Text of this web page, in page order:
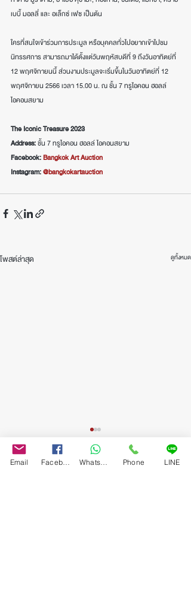
เบบี้ มอลลี่ และ อเล็กซ์ เฟซ เป็นต้น
ใครที่สนใจเข้าร่วมการประมูล หรือบุคคลทั่วไปอยากเข้าไปชม
นิทรรศการ สามารถมาได้ตั้งแต่วันพฤหัสบดีที่ 9 ถึงวันอาทิตย์ที่
12 พฤศจิกายนนี้ ส่วนงานประมูลจะเริ่มขึ้นในวันอาทิตย์ที่ 12
พฤศจิกายน 2566 เวลา 15.00 น. ณ ชั้น 7 ทรูไอคอน ฮอลล์
ไอคอนสยาม
The Iconic Treasure 2023
Address: ชั้น 7 ทรูไอคอน ฮอลล์ ไอคอนสยาม
Facebook: Bangkok Art Auction
Instagram: @bangkokartauction
โพสต์ล่าสุด ดูทั้งหมด
Email Phone LINE